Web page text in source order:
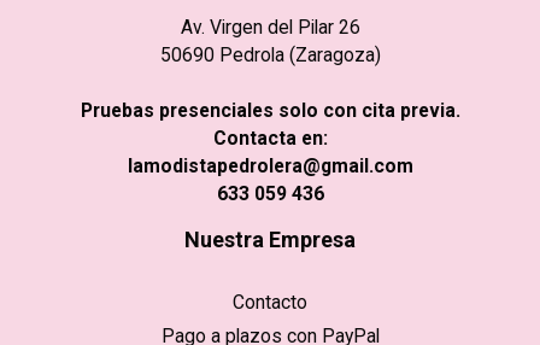
Av. Virgen del Pilar 26
50690 Pedrola (Zaragoza)
Pruebas presenciales solo con cita previa.
Contacta en:
lamodistapedrolera@gmail.com
633 059 436
Nuestra Empresa
Contacto
Pago a plazos con PayPal